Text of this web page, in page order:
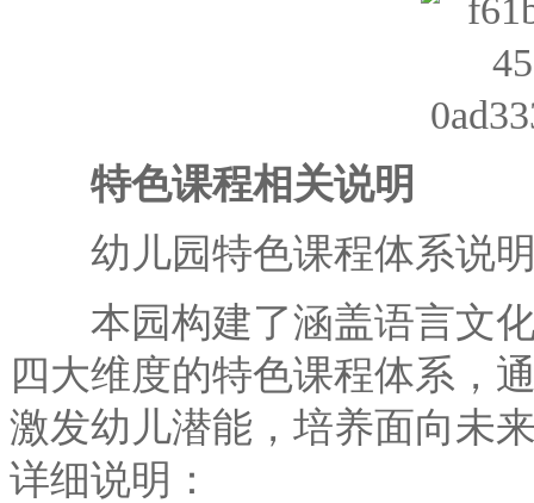
特色课程相关说明
幼儿园特色课程体系说
本园构建了涵盖语言文化
四大维度的特色课程体系，
激发幼儿潜能，培养面向未
详细说明：